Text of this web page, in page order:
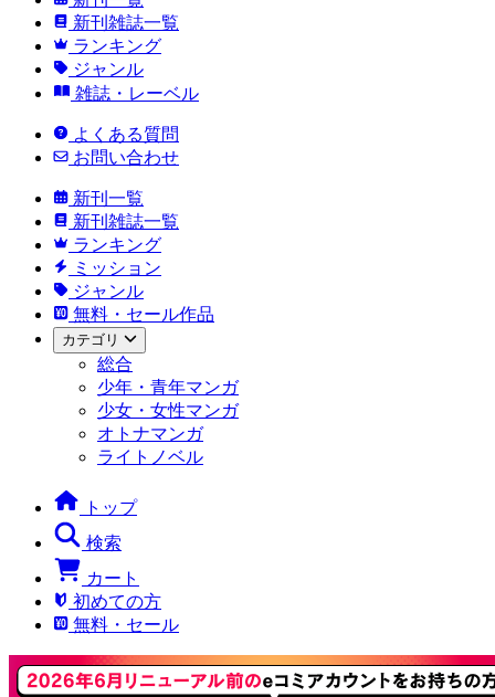
新刊雑誌一覧
ランキング
ジャンル
雑誌・レーベル
よくある質問
お問い合わせ
新刊一覧
新刊雑誌一覧
ランキング
ミッション
ジャンル
無料・セール作品
カテゴリ
総合
少年・青年マンガ
少女・女性マンガ
オトナマンガ
ライトノベル
トップ
検索
カート
初めての方
無料・セール